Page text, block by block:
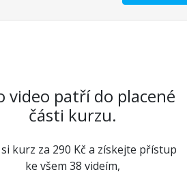
video patří do placené
části kurzu.
kurz za 290 Kč a získejte přístup
ke všem 38 videím,